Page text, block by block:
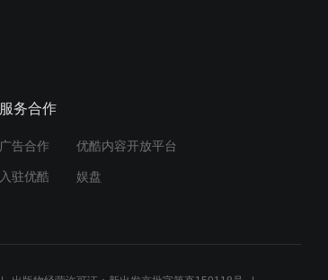
太空堡垒 片头曲
服务合作
广告合作 优酷内容开放平台
入驻优酷 娱盘